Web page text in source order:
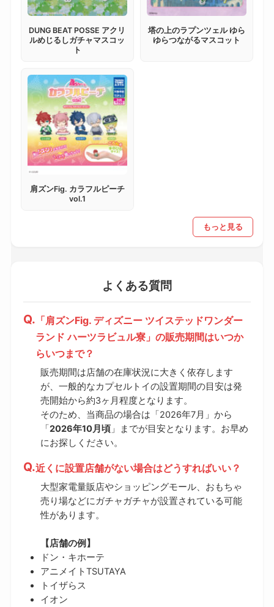
DUNG BEAT POSSE アクリ
ルめじるしガチャマスコッ
ト
塔の上のラプンツェル ゆら
ゆらつながるマスコット
肩ズンFig. カラフルピーチ
vol.1
もっと見る
よくある質問
「肩ズンFig. ディズニー ツイステッドワンダー
ランド ハーツラビュル寮」の販売期間はいつか
らいつまで？
販売期間は店舗の在庫状況に大きく依存します
が、一般的なカプセルトイの設置期間の目安は発
売開始から約3ヶ月程度となります。
そのため、当商品の場合は「2026年7月」から
「2026年10月頃」までが目安となります。お早め
にお探しください。
近くに設置店舗がない場合はどうすればいい？
大型家電量販店やショッピングモール、おもちゃ
売り場などにガチャガチャが設置されている可能
性があります。
【店舗の例】
ドン・キホーテ
アニメイトTSUTAYA
トイザらス
イオン